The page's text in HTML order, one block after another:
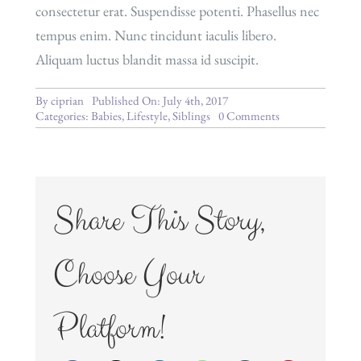
consectetur erat. Suspendisse potenti. Phasellus nec
tempus enim. Nunc tincidunt iaculis libero.
Aliquam luctus blandit massa id suscipit.
Byciprian
Published On: July 4th, 2017
Categories: Babies, Lifestyle,Siblings 0 Commentson
Unexpected
Share This Story,
Choose Your
Platform!